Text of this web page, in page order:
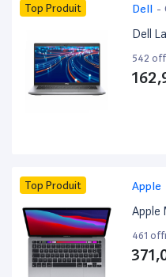
Top Produit Dell -
Dell
542
Top Produit Apple
Apple
461